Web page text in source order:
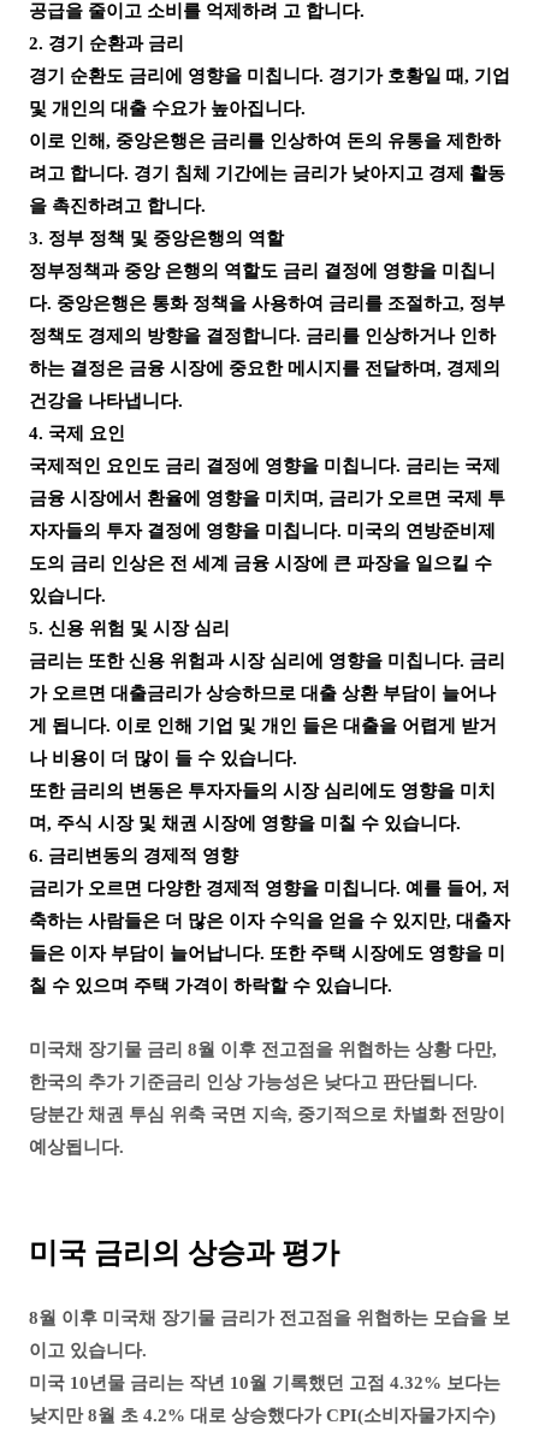
공급을 줄이고 소비를 억제하려 고 합니다.
2. 경기 순환과 금리
경기 순환도 금리에 영향을 미칩니다. 경기가 호황일 때, 기업
및 개인의 대출 수요가 높아집니다.
이로 인해, 중앙은행은 금리를 인상하여 돈의 유통을 제한하
려고 합니다. 경기 침체 기간에는 금리가 낮아지고 경제 활동
을 촉진하려고 합니다.
3. 정부 정책 및 중앙은행의 역할
정부정책과 중앙 은행의 역할도 금리 결정에 영향을 미칩니
다. 중앙은행은 통화 정책을 사용하여 금리를 조절하고, 정부
정책도 경제의 방향을 결정합니다. 금리를 인상하거나 인하
하는 결정은 금융 시장에 중요한 메시지를 전달하며, 경제의
건강을 나타냅니다.
4. 국제 요인
국제적인 요인도 금리 결정에 영향을 미칩니다. 금리는 국제
금융 시장에서 환율에 영향을 미치며, 금리가 오르면 국제 투
자자들의 투자 결정에 영향을 미칩니다. 미국의 연방준비제
도의 금리 인상은 전 세계 금융 시장에 큰 파장을 일으킬 수
있습니다.
5. 신용 위험 및 시장 심리
금리는 또한 신용 위험과 시장 심리에 영향을 미칩니다. 금리
가 오르면 대출금리가 상승하므로 대출 상환 부담이 늘어나
게 됩니다. 이로 인해 기업 및 개인 들은 대출을 어렵게 받거
나 비용이 더 많이 들 수 있습니다.
또한 금리의 변동은 투자자들의 시장 심리에도 영향을 미치
며, 주식 시장 및 채권 시장에 영향을 미칠 수 있습니다.
6. 금리변동의 경제적 영향
금리가 오르면 다양한 경제적 영향을 미칩니다. 예를 들어, 저
축하는 사람들은 더 많은 이자 수익을 얻을 수 있지만, 대출자
들은 이자 부담이 늘어납니다. 또한 주택 시장에도 영향을 미
칠 수 있으며 주택 가격이 하락할 수 있습니다.
미국채 장기물 금리 8월 이후 전고점을 위협하는 상황 다만,
한국의 추가 기준금리 인상 가능성은 낮다고 판단됩니다.
당분간 채권 투심 위축 국면 지속, 중기적으로 차별화 전망이
예상됩니다.
미국 금리의 상승과 평가
8월 이후 미국채 장기물 금리가 전고점을 위협하는 모습을 보
이고 있습니다.
미국 10년물 금리는 작년 10월 기록했던 고점 4.32% 보다는
낮지만 8월 초 4.2% 대로 상승했다가CPI(소비자물가지수)